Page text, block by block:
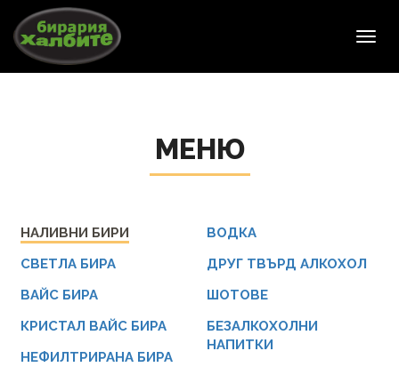
МЕНЮ
НАЛИВНИ БИРИ
СВЕТЛА БИРА
ВАЙС БИРА
КРИСТАЛ ВАЙС БИРА
НЕФИЛТРИРАНА БИРА
ВОДКА
ДРУГ ТВЪРД АЛКОХОЛ
ШОТОВЕ
БЕЗАЛКОХОЛНИ
НАПИТКИ